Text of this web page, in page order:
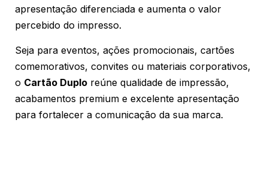
apresentação diferenciada e aumenta o valor
percebido do impresso.
Seja para eventos, ações promocionais, cartões
comemorativos, convites ou materiais corporativos,
o Cartão Duplo reúne qualidade de impressão,
acabamentos premium e excelente apresentação
para fortalecer a comunicação da sua marca.